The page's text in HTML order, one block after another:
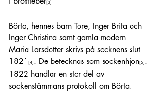
[3].
Börta, hennes barn Tore, Inger Brita och
Inger Christina samt gamla modern
Maria Larsdotter skrivs på socknens slut
1821 [4] . De betecknas som sockenhjon[5] .
1822 handlar en stor del av
sockenstämmans protokoll om Börta.